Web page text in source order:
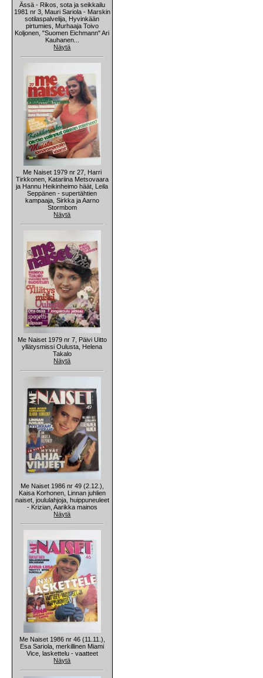
Ässä - Rikos, sota ja seikkailu
1981 nr 3, Mauri Sariola - Marskin
sotilaspalvelija, Hyvinkään
pirtumies, Murhaaja Toivo
Koljonen, "Suomen Eichmann" Ari
Kauhanen...
Näytä
Me Naiset 1979 nr 27, Harri
Tirkkonen, Katariina Metsovaara
ja Hannu Heikinheimo häät, Leila
Seppänen - supertähtien
kampaaja, Sirkka ja Aarno
Stormbom
Näytä
Me Naiset 1979 nr 7, Päivi Uitto
yllätysmissi Oulusta, Helena
Takalo
Näytä
Me Naiset 1986 nr 49 (2.12.),
Kaisa Korhonen, Linnan juhlien
naiset, joululahjoja, huippuneuleet
- Krizian, Aarikka mainos
Näytä
Me Naiset 1986 nr 46 (11.11.),
Esa Sariola, merkillinen Miami
Vice, laskettelu - vaatteet
Näytä